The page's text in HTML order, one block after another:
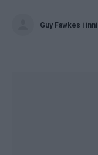
Guy Fawkes i inni